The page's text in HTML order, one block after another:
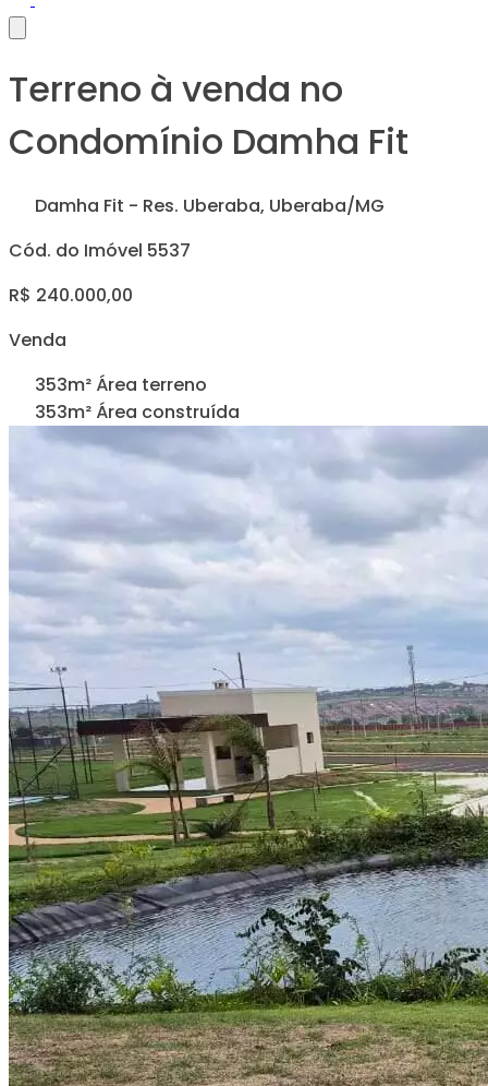
Terreno à venda no
Condomínio Damha Fit
Damha Fit - Res. Uberaba, Uberaba/MG
Cód. do Imóvel 5537
R$ 240.000,00
Venda
353m² Área terreno
353m² Área construída